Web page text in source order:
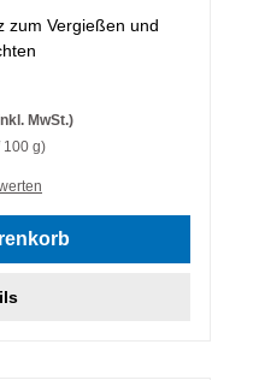
zum Vergießen und
MwSt.)
100 g)